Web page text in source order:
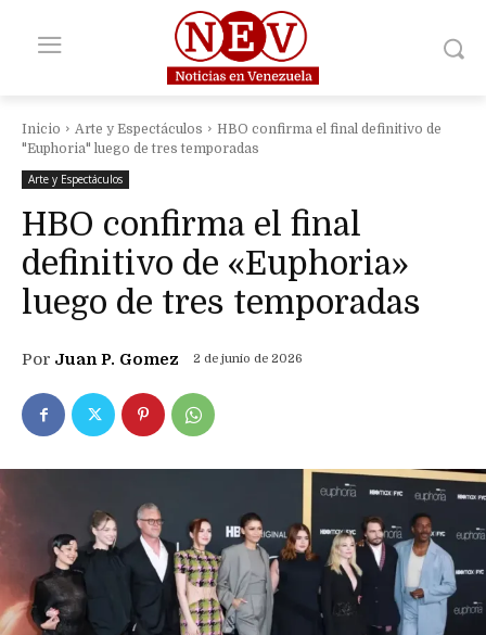
Inicio Arte y Espectáculos
HBO confirma el final definitivo de
"Euphoria" luego de tres temporadas
Arte y Espectáculos
HBO confirma el final
definitivo de «Euphoria»
luego de tres temporadas
Por Juan P. Gomez 2 de junio de 2026